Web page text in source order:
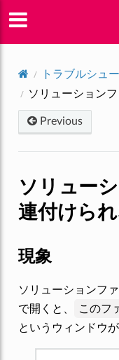
トラブルシュ
ソリューション
Previous
ソリュー
連付けら
現象
ソリューションフ
で開くと、
このフ
というウィンドウ